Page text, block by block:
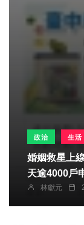
政治 生活
婚姻救星上
林獻元